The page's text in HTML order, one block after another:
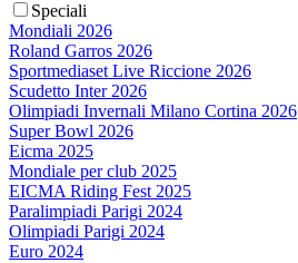
Speciali
Mondiali 2026
Roland Garros 2026
Sportmediaset Live Riccione 2026
Scudetto Inter 2026
Olimpiadi Invernali Milano Cortina 2026
Super Bowl 2026
Eicma 2025
Mondiale per club 2025
EICMA Riding Fest 2025
Paralimpiadi Parigi 2024
Olimpiadi Parigi 2024
Euro 2024